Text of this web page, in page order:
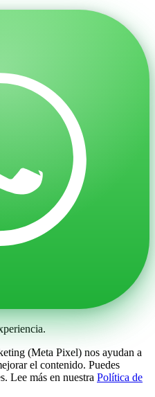
(Meta Pixel) nos ayudan a
el contenido. Puedes
Lee más en nuestra Política de